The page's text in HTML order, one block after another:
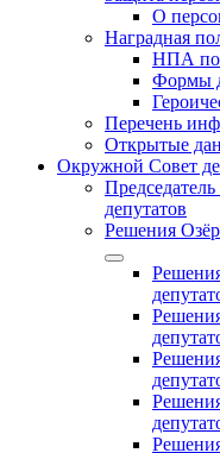
О
Наградная
НПА по
Формы
Перечень
Открытые
Окружной Совет
депутатов
Решения